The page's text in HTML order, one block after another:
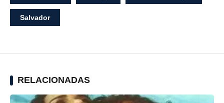
Salvador
RELACIONADAS